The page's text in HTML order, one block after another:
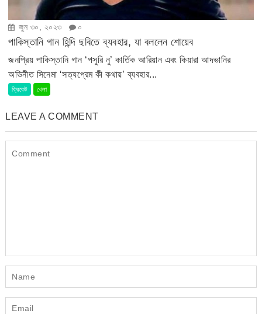
জুন ৩০, ২০২৩ ০
পাকিস্তানি গান হিন্দি ছবিতে ব্যবহার, যা বললেন শোয়েব
জনপ্রিয় পাকিস্তানি গান ‘পসুরি নু’ কার্তিক আরিয়ান এবং কিয়ারা আদভানির
অভিনীত সিনেমা ‘সত্যপ্রেম কী কথায়’ ব্যবহার...
ক্রিকেট খেলা
LEAVE A COMMENT